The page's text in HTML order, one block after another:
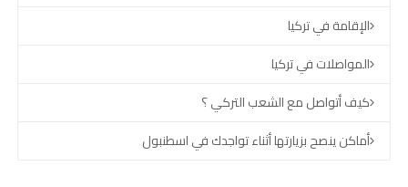
الإقامة في تركيا
المواصلات في تركيا
كيف أتواصل مع الشعب التركي ؟
أماكن ينصح بزيارتها أثناء تواجدك في اسطنبول